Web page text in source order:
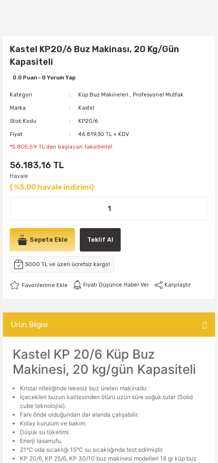
Kastel KP20/6 Buz Makinası, 20 Kg/Gün
Kapasiteli
0.0 Puan - 0 Yorum Yap
Kategori Küp Buz Makineleri , Profesyonel Mutfak
Marka Kastel
Stok Kodu KP20/6
Fiyat 46.819,30 TL + KDV
*5.805,59 TL den başlayan taksitlerle!
56.183,16 TL
Havale
( %3,00 havale indirimi)
Sepete Ekle Teklif Al
5000 TL ve üzeri ücretsiz kargo!
Fiyatı Düşünce Haber Ver Karşılaştır
Ürün Bilgisi
Kastel KP 20/6 Küp Buz
Makinesi, 20 kg/gün Kapasiteli
Kristal niteliğinde lekesiz buz üreten makinadır.
İçecekleri buzun kalitesinden ötürü uzun süre soğuk tutar (Solid
cube teknolojisi).
Fanı önde olduğundan dar alanda çalışabilir.
Kolay kurulum ve bakım.
Düşük su tüketimi.
Enerji tasarrufu.
21°C oda sıcaklığı 15°C su sıcaklığında test edilmiştir.
KP 20/6, KP 25/6, KP 30/10 buz makinesi modelleri 18 gr küp buz